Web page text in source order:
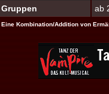
Gruppen
ab
Eine Kombination/Addition von